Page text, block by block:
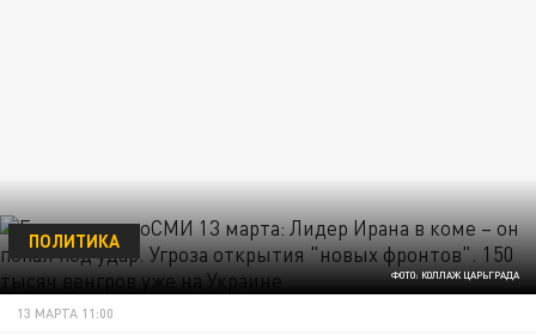
ФОТО: КОЛЛАЖ ЦАРЬГРАДА
ПОЛИТИКА
13 МАРТА 11:00